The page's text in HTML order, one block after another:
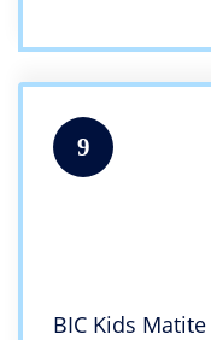
9
BIC Kids